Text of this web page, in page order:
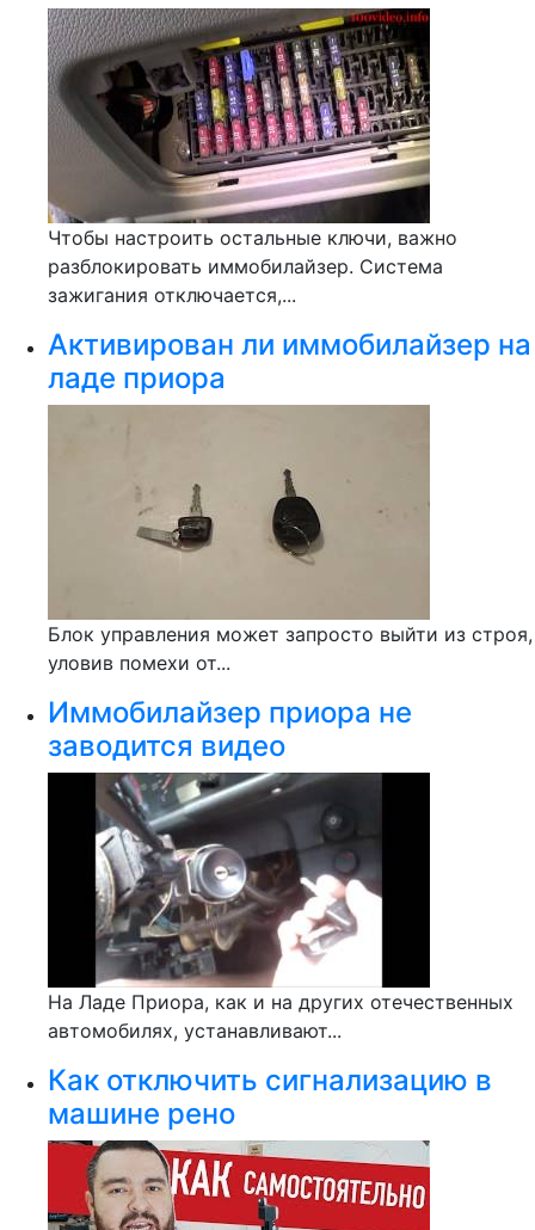
Чтобы настроить остальные ключи, важно
разблокировать иммобилайзер. Система
зажигания отключается,...
Активирован ли иммобилайзер на
ладе приора
Блок управления может запросто выйти из строя,
уловив помехи от...
Иммобилайзер приора не
заводится видео
На Ладе Приора, как и на других отечественных
автомобилях, устанавливают...
Как отключить сигнализацию в
машине рено